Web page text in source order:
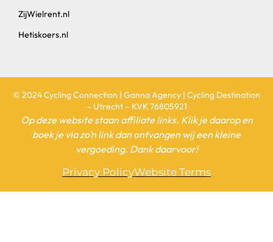
ZijWielrent.nl
Hetiskoers.nl
© 2024 Cycling Connection | Ganna Agency | Cycling Destination
– Utrecht – KVK 76805921
Op deze website staan affiliate links. Klik je daarop en
boek je via zo’n link dan ontvangen wij een kleine
vergoeding. Dank daarvoor!
Privacy PolicyWebsite Terms